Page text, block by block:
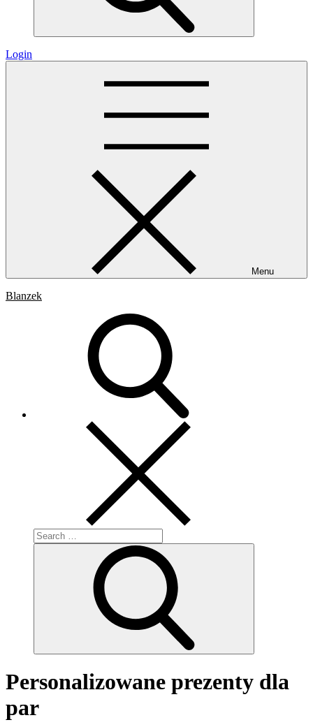
Login
Menu
Blanzek
Search
for:
Personalizowane prezenty dla
par